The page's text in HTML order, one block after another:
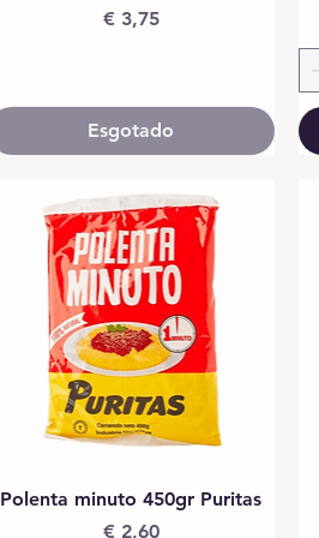
Preço
€ 3,75
Esgotado
Visualização rápida
Polenta minuto 450gr Puritas
Preço
€ 2,60